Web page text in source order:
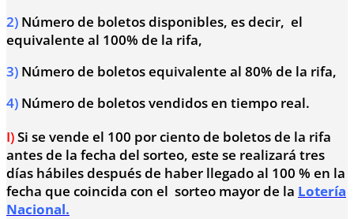
2) Número de boletos disponibles, es decir, el
equivalente al 100% de la rifa,
3) Número de boletos equivalente al 80% de la rifa,
4) Número de boletos vendidos en tiempo real.
I)Si se vende el 100 por ciento de boletos de la rifa
antes de la fecha del sorteo, este se realizará tres
días hábiles después de haber llegado al 100 % en la
fecha que coincida con el sorteo mayor de la Lotería
Nacional.